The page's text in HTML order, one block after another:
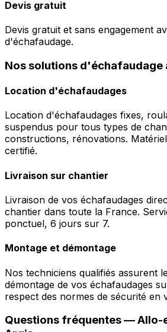
Devis gratuit
Devis gratuit et sans engagement
d'échafaudage.
Nos solutions d'échafaudage
Location d'échafaudages
Location d'échafaudages fixes,
suspendus pour tous types de
constructions, rénovations.
certifié.
Livraison sur chantier
Livraison de vos échafaudages
chantier dans toute la France.
ponctuel, 6 jours sur 7.
Montage et démontage
Nos techniciens qualifiés assurent
démontage de vos échafaudages
respect des normes de sécurité en
Questions fréquentes —Allo-